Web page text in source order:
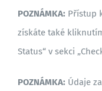
POZNÁMKA: Přístup
získáte také
Status“ v sekci
POZNÁMKA: Údaje